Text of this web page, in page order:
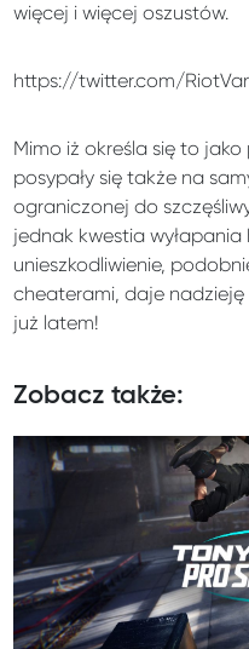
więcej i więcej oszustów.
https://twitter.com/
Mimo iż określa się to
posypały się także na
ograniczonej do
jednak kwestia
unieszkodliwienie,
cheaterami, daje nadzieję
już latem!
Zobacz także: